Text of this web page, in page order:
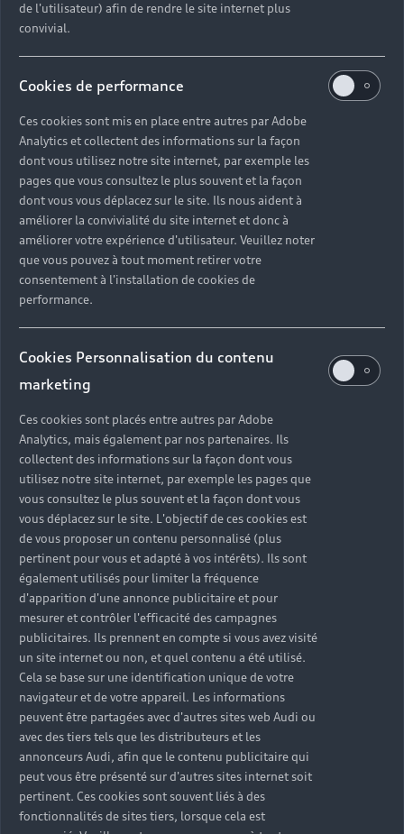
de l'utilisateur) afin de rendre le site internet plus
convivial.
Cookies de performance
Ces cookies sont mis en place entre autres par Adobe
Analytics et collectent des informations sur la façon
dont vous utilisez notre site internet, par exemple les
pages que vous consultez le plus souvent et la façon
dont vous vous déplacez sur le site. Ils nous aident à
améliorer la convivialité du site internet et donc à
améliorer votre expérience d'utilisateur. Veuillez noter
que vous pouvez à tout moment retirer votre
consentement à l'installation de cookies de
performance.
Cookies Personnalisation du contenu
marketing
Ces cookies sont placés entre autres par Adobe
Analytics, mais également par nos partenaires. Ils
collectent des informations sur la façon dont vous
utilisez notre site internet, par exemple les pages que
vous consultez le plus souvent et la façon dont vous
vous déplacez sur le site. L'objectif de ces cookies est
de vous proposer un contenu personnalisé (plus
pertinent pour vous et adapté à vos intérêts). Ils sont
également utilisés pour limiter la fréquence
d'apparition d'une annonce publicitaire et pour
mesurer et contrôler l'efficacité des campagnes
publicitaires. Ils prennent en compte si vous avez visité
un site internet ou non, et quel contenu a été utilisé.
Cela se base sur une identification unique de votre
navigateur et de votre appareil. Les informations
peuvent être partagées avec d'autres sites web Audi ou
avec des tiers tels que les distributeurs et les
annonceurs Audi, afin que le contenu publicitaire qui
peut vous être présenté sur d'autres sites internet soit
pertinent. Ces cookies sont souvent liés à des
fonctionnalités de sites tiers, lorsque cela est